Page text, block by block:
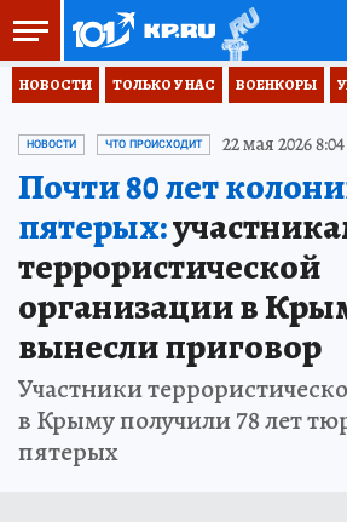
НОВОСТИ ТОЛЬКО У НАС ВОЕНКОРЫ
НОВОСТИ ЧТО ПРОИСХОДИТ 22 мая 2026 8:04
Почти 80 лет
пятерых:
террористической
организации в
вынесли приговор
Участники
в Крыму получили 78 лет
пятерых